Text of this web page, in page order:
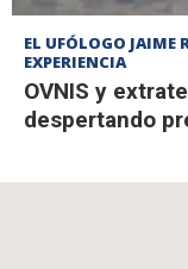
EL UFÓLOGO JAIME
EXPERIENCIA
OVNIS y
despertando